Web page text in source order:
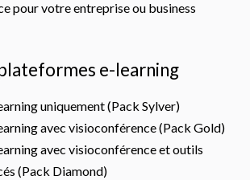
pour votre entreprise ou business
e-learning
uniquement (Pack Sylver)
avec visioconférence (Pack Gold)
avec visioconférence et outils
(Pack Diamond)